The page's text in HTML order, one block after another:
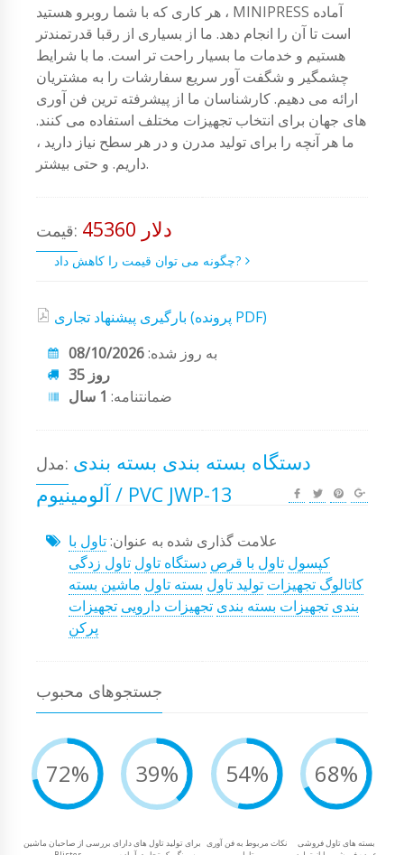
هر کاری که با شما روبرو هستید ، MINIPRESS آماده
است تا آن را انجام دهد. ما از بسیاری از رقبا قدرتمندتر
هستیم و خدمات ما بسیار راحت تر است. ما با شرایط
چشمگیر و شگفت آور سریع سفارشات را به مشتریان
ارائه می دهیم. کارشناسان ما از پیشرفته ترین فن آوری
های جهان برای انتخاب تجهیزات مختلف استفاده می کنند.
ما هر آنچه را برای تولید مدرن و در هر سطح نیاز دارید ،
داریم. و حتی بیشتر.
قیمت: 45360 دلار
چگونه می توان قیمت را کاهش داد?
بارگیری پیشنهاد تجاری (پرونده PDF)
به روز شده:08/10/2026
35 روز
ضمانتنامه: 1 سال
مدل: دستگاه بسته بندی بسته بندی
آلومینیوم / PVC JWP-13
علامت گذاری شده به عنوان:تاول با
کپسول تاول با قرص دستگاه تاول تاول زدگی
کاتالوگ تجهیزات تولید تاول بسته تاول ماشین بسته
بندی تجهیزات بسته بندی تجهیزات دارویی تجهیزات
پرکن
جستجوهای محبوب
72%
بررسی از صاحبان ماشین
39%
برای تولید تاول های دارای
54%
نکات مربوط به فن آوری
68%
بسته های تاول فروشی